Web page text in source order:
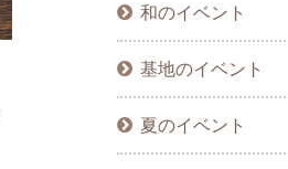
和のイベント
基地のイベント
夏のイベント